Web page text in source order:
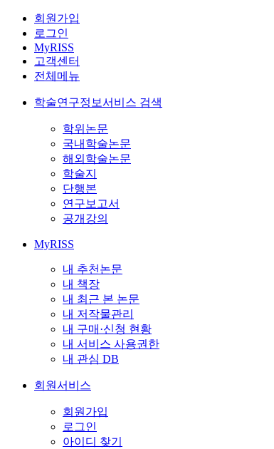
회원가입
로그인
MyRISS
고객센터
전체메뉴
학술연구정보서비스 검색
학위논문
국내학술논문
해외학술논문
학술지
단행본
연구보고서
공개강의
MyRISS
내 추천논문
내 책장
내 최근 본 논문
내 저작물관리
내 구매·신청 현황
내 서비스 사용권한
내 관심 DB
회원서비스
회원가입
로그인
아이디 찾기